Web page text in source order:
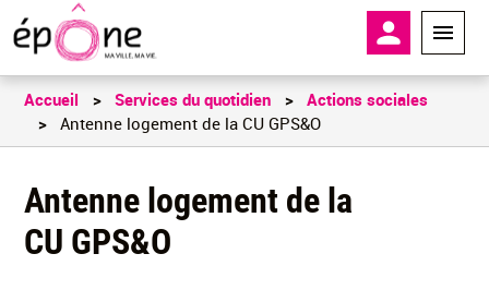
principal
En-tête -
Accueil Services du quotidien
Actions sociales
Antenne logement de la CU GPS&O
Antenne logement de la
CU GPS&O